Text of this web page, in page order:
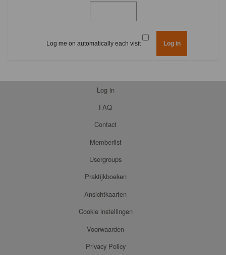
Log me on automatically each visit
Log in
FAQ
Contact
Memberlist
Usergroups
Praktijkboeken
Ansichtkaarten
Cookie instellingen
Voorwaarden
Privacy Policy